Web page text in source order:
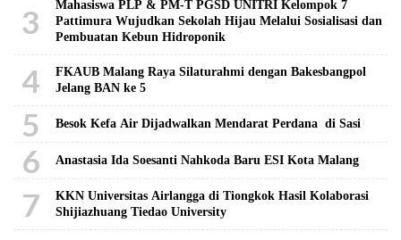
3
Mahasiswa PLP & PM-T PGSD UNITRI Kelompok 7
Pattimura Wujudkan Sekolah Hijau Melalui Sosialisasi dan
Pembuatan Kebun Hidroponik
4
FKAUB Malang Raya Silaturahmi dengan Bakesbangpol
Jelang BAN ke 5
5 Besok Kefa Air Dijadwalkan Mendarat Perdana di Sasi
6 Anastasia Ida Soesanti Nahkoda Baru ESI Kota Malang
7
KKN Universitas Airlangga di Tiongkok Hasil Kolaborasi ​
Shijiazhuang Tiedao University